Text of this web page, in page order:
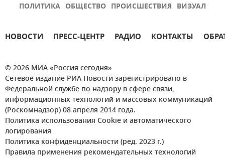
ПОЛИТИКА ОБЩЕСТВО ПРОИСШЕСТВИЯ ВИЗУАЛ
НОВОСТИ ПРЕСС-ЦЕНТР РАДИО КОНТАКТЫ
© 2026 МИА «Россия сегодня»
Сетевое издание РИА Новости зарегистрировано в
Федеральной службе по надзору в сфере связи,
информационных технологий и массовых коммуникаций
(Роскомнадзор) 08 апреля 2014 года.
Политика использования Cookie и автоматического
логирования
Политика конфиденциальности (ред. 2023 г.)
Правила применения рекомендательных технологий